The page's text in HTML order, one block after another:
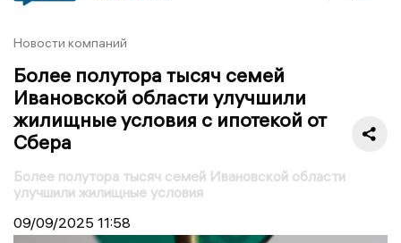
Новости компаний
Более полутора тысяч семей
Ивановской области улучшили
жилищные условия с ипотекой от
Сбера
Более полутора тысяч семей Ивановской области
улучшили жилищные условия
09/09/2025 11:58